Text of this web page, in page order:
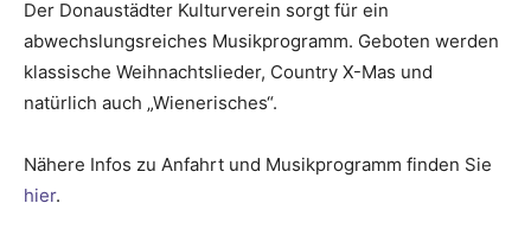
Der Donaustädter Kulturverein sorgt für ein
abwechslungsreiches Musikprogramm. Geboten werden
klassische Weihnachtslieder, Country X-Mas und
natürlich auch „Wienerisches“.
Nähere Infos zu Anfahrt und Musikprogramm finden Sie
hier.